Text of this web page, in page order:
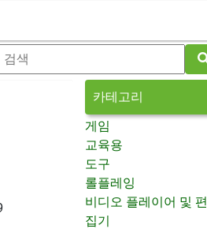
카테고리
게임
교육용
도구
롤플레잉
비디오 플레이어 및 편
집기